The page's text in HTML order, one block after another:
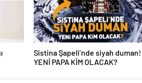
Sistina Şapeli’nde siyah duman!
YENİ PAPA KİM OLACAK?